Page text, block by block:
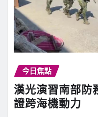
今日焦點
漢光演習南部防
證跨海機動力